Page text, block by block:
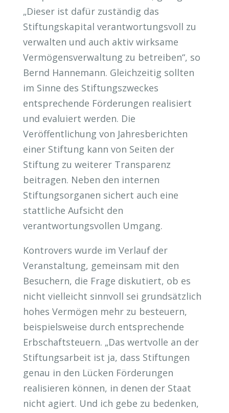
„Dieser ist dafür zuständig das
Stiftungskapital verantwortungsvoll zu
verwalten und auch aktiv wirksame
Vermögensverwaltung zu betreiben“, so
Bernd Hannemann. Gleichzeitig sollten
im Sinne des Stiftungszweckes
entsprechende Förderungen realisiert
und evaluiert werden. Die
Veröffentlichung von Jahresberichten
einer Stiftung kann von Seiten der
Stiftung zu weiterer Transparenz
beitragen. Neben den internen
Stiftungsorganen sichert auch eine
stattliche Aufsicht den
verantwortungsvollen Umgang.
Kontrovers wurde im Verlauf der
Veranstaltung, gemeinsam mit den
Besuchern, die Frage diskutiert, ob es
nicht vielleicht sinnvoll sei grundsätzlich
hohes Vermögen mehr zu besteuern,
beispielsweise durch entsprechende
Erbschaftsteuern. „Das wertvolle an der
Stiftungsarbeit ist ja, dass Stiftungen
genau in den Lücken Förderungen
realisieren können, in denen der Staat
nicht agiert. Und ich gebe zu bedenken,